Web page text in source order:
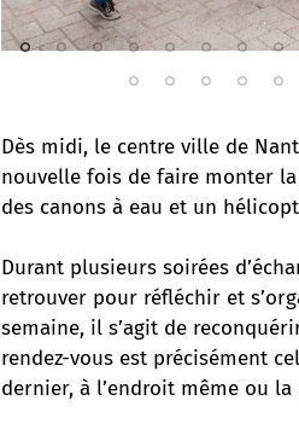
Dès midi, le centre ville de
nouvelle fois de faire monter
des canons à eau et un
Durant plusieurs soirées
retrouver pour réfléchir et
semaine, il s’agit de
rendez-vous est précisément
dernier, à l’endroit même ou